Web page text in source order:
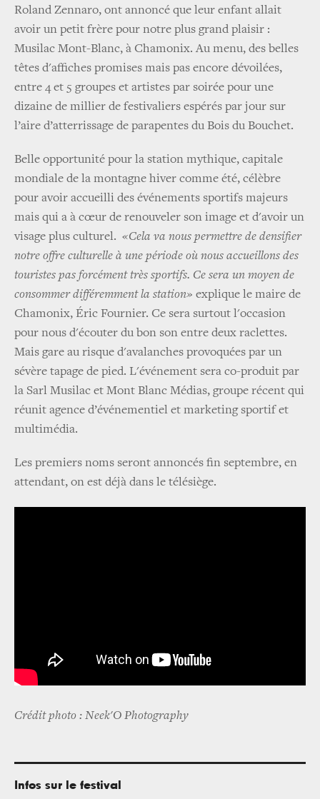
Roland Zennaro, ont annoncé que leur enfant allait
avoir un petit frère pour notre plus grand plaisir :
Musilac Mont-Blanc, à Chamonix. Au menu, des belles
têtes d'affiches promises mais pas encore dévoilées,
entre 4 et 5 groupes et artistes par soirée pour une
dizaine de millier de festivaliers espérés par jour sur
l’aire d’atterrissage de parapentes du Bois du Bouchet.
Belle opportunité pour la station mythique, capitale
mondiale de la montagne hiver comme été, célèbre
pour avoir accueilli des événements sportifs majeurs
mais qui a à cœur de renouveler son image et d'avoir un
visage plus culturel. «Cela va nous permettre de densifier
notre offre culturelle à une période où nous accueillons des
touristes pas forcément très sportifs. Ce sera un moyen de
consommer différemment la station» explique le maire de
Chamonix, Éric Fournier. Ce sera surtout l'occasion
pour nous d'écouter du bon son entre deux raclettes.
Mais gare au risque d'avalanches provoquées par un
sévère tapage de pied. L'événement sera co-produit par
la Sarl Musilac et Mont Blanc Médias, groupe récent qui
réunit agence d’événementiel et marketing sportif et
multimédia.
Les premiers noms seront annoncés fin septembre, en
attendant, on est déjà dans le télésiège.
Crédit photo : Neek'O Photography
Infos sur le festival